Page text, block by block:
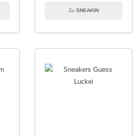
SNEAKIN